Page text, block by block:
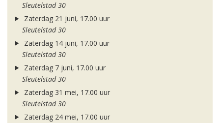
Sleutelstad 30
Zaterdag 21 juni, 17.00 uur
Sleutelstad 30
Zaterdag 14 juni, 17.00 uur
Sleutelstad 30
Zaterdag 7 juni, 17.00 uur
Sleutelstad 30
Zaterdag 31 mei, 17.00 uur
Sleutelstad 30
Zaterdag 24 mei, 17.00 uur